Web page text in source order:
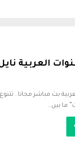
العربية
بث مباشر مجانا..
بين…